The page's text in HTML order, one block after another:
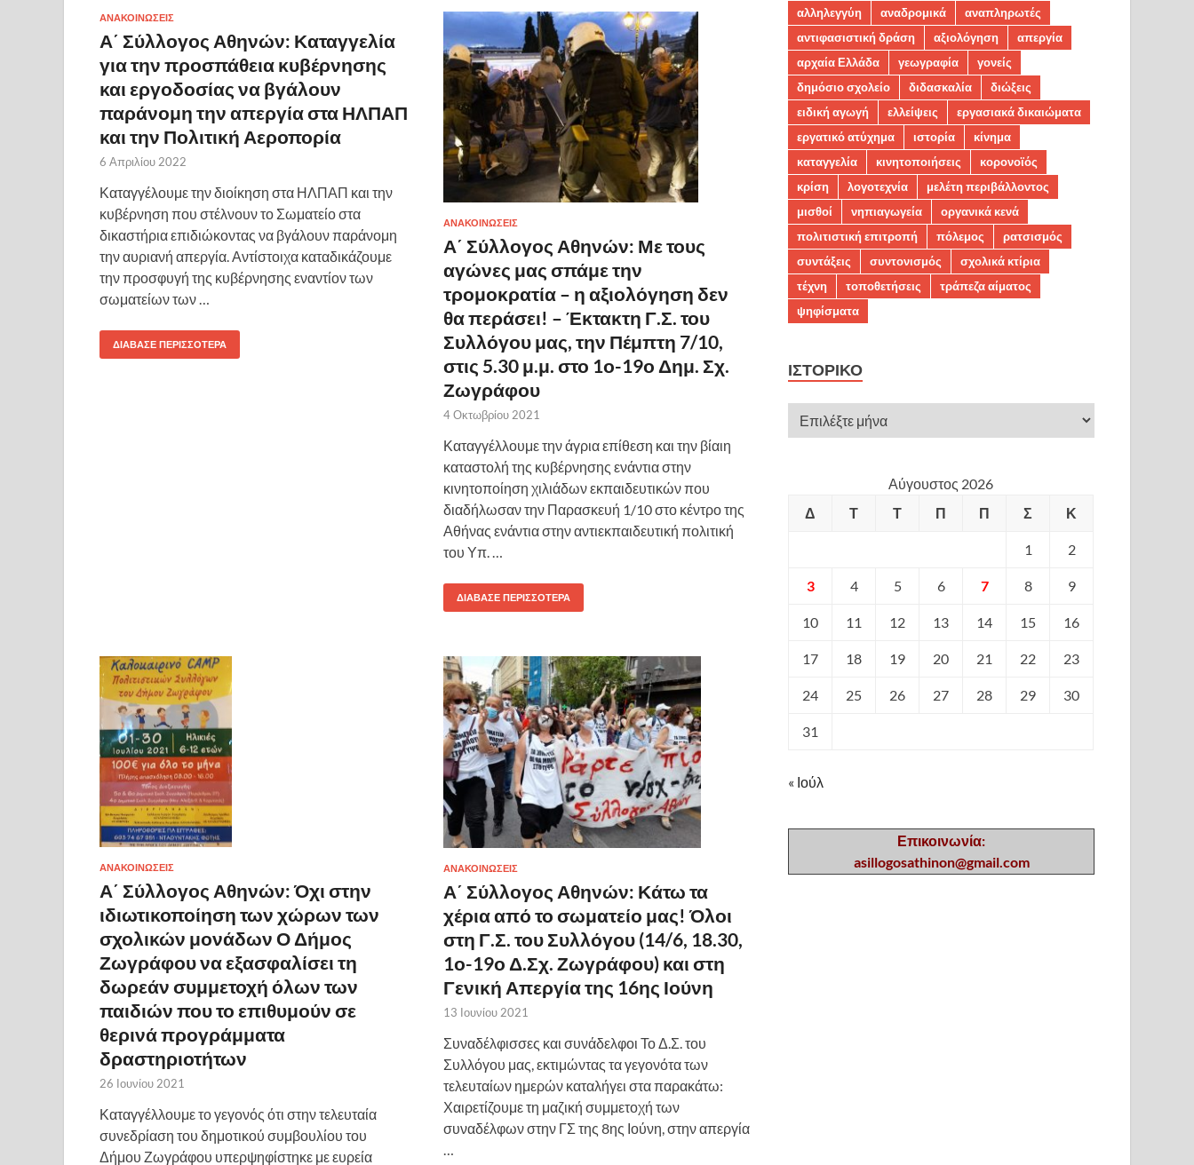
ΑΝΑΚΟΙΝΩΣΕΙΣ
Α΄ Σύλλογος Αθηνών: Καταγγελία
για την προσπάθεια κυβέρνησης
και εργοδοσίας να βγάλουν
παράνομη την απεργία στα ΗΛΠΑΠ
και την Πολιτική Αεροπορία
6 Απριλίου 2022
Καταγγέλουμε την διοίκηση στα ΗΛΠΑΠ και την
κυβέρνηση που στέλνουν το Σωματείο στα
δικαστήρια επιδιώκοντας να βγάλουν παράνομη
την αυριανή απεργία. Αντίστοιχα καταδικάζουμε
την προσφυγή της κυβέρνησης εναντίον των
σωματείων των …
ΔΙΆΒΑΣΕ ΠΕΡΙΣΣΌΤΕΡΑ
ΑΝΑΚΟΙΝΩΣΕΙΣ
Α΄ Σύλλογος Αθηνών: Με τους
αγώνες μας σπάμε την
τρομοκρατία – η αξιολόγηση δεν
θα περάσει! – Έκτακτη Γ.Σ. του
Συλλόγου μας, την Πέμπτη 7/10,
στις 5.30 μ.μ. στο 1ο-19ο Δημ. Σχ.
Ζωγράφου
4 Οκτωβρίου 2021
Καταγγέλλουμε την άγρια επίθεση και την βίαιη
καταστολή της κυβέρνησης ενάντια στην
κινητοποίηση χιλιάδων εκπαιδευτικών που
διαδήλωσαν την Παρασκευή 1/10 στο κέντρο της
Αθήνας ενάντια στην αντιεκπαιδευτική πολιτική
του Υπ. …
ΔΙΆΒΑΣΕ ΠΕΡΙΣΣΌΤΕΡΑ
ΑΝΑΚΟΙΝΩΣΕΙΣ
Α΄ Σύλλογος Αθηνών: Όχι στην
ιδιωτικοποίηση των χώρων των
σχολικών μονάδων Ο Δήμος
Ζωγράφου να εξασφαλίσει τη
δωρεάν συμμετοχή όλων των
παιδιών που το επιθυμούν σε
θερινά προγράμματα
δραστηριοτήτων
26 Ιουνίου 2021
Καταγγέλλουμε το γεγονός ότι στην τελευταία
συνεδρίαση του δημοτικού συμβουλίου του
Δήμου Ζωγράφου υπερψηφίστηκε με ευρεία
ΑΝΑΚΟΙΝΩΣΕΙΣ
Α΄ Σύλλογος Αθηνών: Κάτω τα
χέρια από το σωματείο μας! Όλοι
στη Γ.Σ. του Συλλόγου (14/6, 18.30,
1ο-19ο Δ.Σχ. Ζωγράφου) και στη
Γενική Απεργία της 16ης Ιούνη
13 Ιουνίου 2021
Συναδέλφισσες και συνάδελφοι Το Δ.Σ. του
Συλλόγου μας, εκτιμώντας τα γεγονότα των
τελευταίων ημερών καταλήγει στα παρακάτω:
Χαιρετίζουμε τη μαζική συμμετοχή των
συναδέλφων στην ΓΣ της 8ης Ιούνη, στην απεργία
αλληλεγγύη
αναδρομικά
αναπληρωτές
αντιφασιστική δράση
αξιολόγηση
απεργία
αρχαία Ελλάδα
γεωγραφία
γονείς
δημόσιο σχολείο
διδασκαλία
διώξεις
ειδική αγωγή
ελλείψεις
εργασιακά δικαιώματα
εργατικό ατύχημα
ιστορία
κίνημα
καταγγελία
κινητοποιήσεις
κορονοϊός
κρίση
λογοτεχνία
μελέτη περιβάλλοντος
μισθοί
νηπιαγωγεία
οργανικά κενά
πολιτιστική επιτροπή
πόλεμος
ρατσισμός
συντάξεις
συντονισμός
σχολικά κτίρια
τέχνη
τοποθετήσεις
τράπεζα αίματος
ψηφίσματα
ΙΣΤΟΡΙΚΌ
Αύγουστος 2026
Δ
Τ Τ Π Π Σ Κ
1 2
3 4 5 6 7 8 9
10 11 12 13 14 15 16
17 18 19 20 21 22 23
24 25 26 27 28 29 30
31
« Ιούλ
Επικοινωνία:
asillogosathinon@gmail.com